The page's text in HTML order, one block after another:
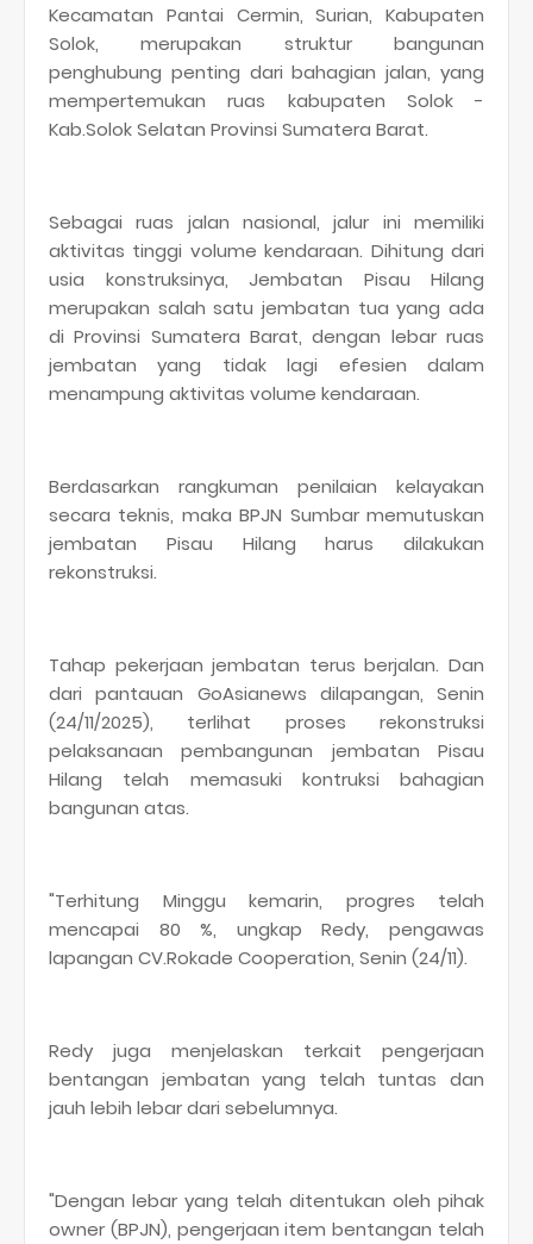
Kecamatan Pantai Cermin, Surian, Kabupaten
Solok, merupakan struktur bangunan
penghubung penting dari bahagian jalan, yang
mempertemukan ruas kabupaten Solok -
Kab.Solok Selatan Provinsi Sumatera Barat.
Sebagai ruas jalan nasional, jalur ini memiliki
aktivitas tinggi volume kendaraan. Dihitung dari
usia konstruksinya, Jembatan Pisau Hilang
merupakan salah satu jembatan tua yang ada
di Provinsi Sumatera Barat, dengan lebar ruas
jembatan yang tidak lagi efesien dalam
menampung aktivitas volume kendaraan.
Berdasarkan rangkuman penilaian kelayakan
secara teknis, maka BPJN Sumbar memutuskan
jembatan Pisau Hilang harus dilakukan
rekonstruksi.
Tahap pekerjaan jembatan terus berjalan. Dan
dari pantauan GoAsianews dilapangan, Senin
(24/11/2025), terlihat proses rekonstruksi
pelaksanaan pembangunan jembatan Pisau
Hilang telah memasuki kontruksi bahagian
bangunan atas.
"Terhitung Minggu kemarin, progres telah
mencapai 80 %, ungkap Redy, pengawas
lapangan CV.Rokade Cooperation, Senin (24/11).
Redy juga menjelaskan terkait pengerjaan
bentangan jembatan yang telah tuntas dan
jauh lebih lebar dari sebelumnya.
"Dengan lebar yang telah ditentukan oleh pihak
owner (BPJN), pengerjaan item bentangan telah